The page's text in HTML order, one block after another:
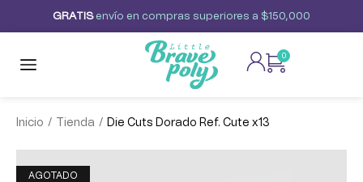
GRAT S envío en compras superiores a $150,000
0
Inicio / Tienda / Die Cuts Dorado Ref. Cute x13
AGOTADO